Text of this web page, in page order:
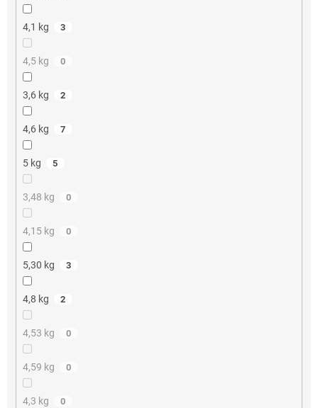
4,1 kg 3
4,5 kg 0
3,6 kg 2
4,6 kg 7
5 kg 5
3,48 kg 0
4,15 kg 0
5,30 kg 3
4,8 kg 2
4,53 kg 0
4,59 kg 0
4,3 kg 0